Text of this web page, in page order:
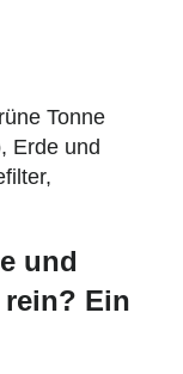
und
rein? Ein